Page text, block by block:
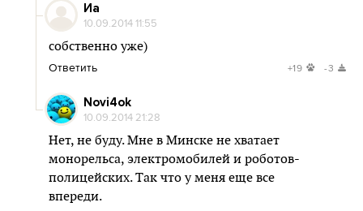
Иа
10.09.2014 11:55
собственно уже)
Ответить +19 -3
Novi4ok
10.09.2014 21:28
Нет, не буду. Мне в Минске не хватает
монорельса, электромобилей и роботов-
полицейских. Так что у меня еще все
впереди.